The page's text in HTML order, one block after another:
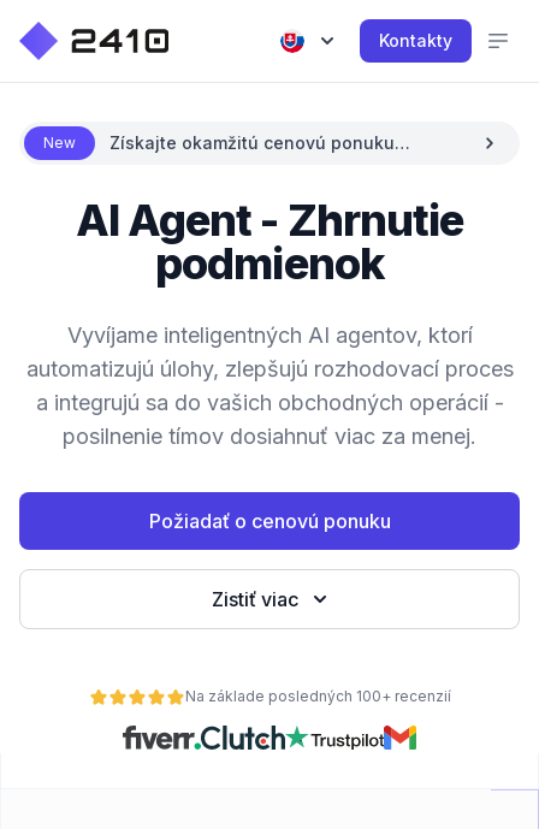
Kontakty
New
Získajte okamžitú cenovú ponuku
AI Agent - Zhrnutie
podmienok
Vyvíjame inteligentných AI agentov, ktorí
automatizujú úlohy, zlepšujú rozhodovací proces
a integrujú sa do vašich obchodných operácií -
posilnenie tímov dosiahnuť viac za menej.
Požiadať o cenovú ponuku
Zistiť viac
Na základe posledných 100+ recenzií